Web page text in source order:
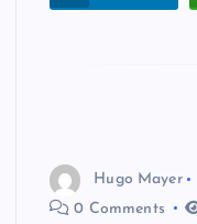
Hugo Mayer
0 Comments